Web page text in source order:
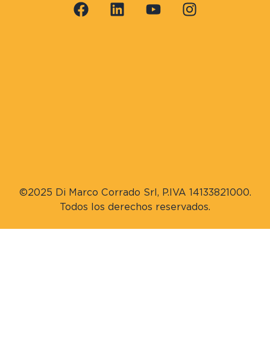
©2025 Di Marco Corrado Srl, P.IVA 14133821000.
Todos los derechos reservados.